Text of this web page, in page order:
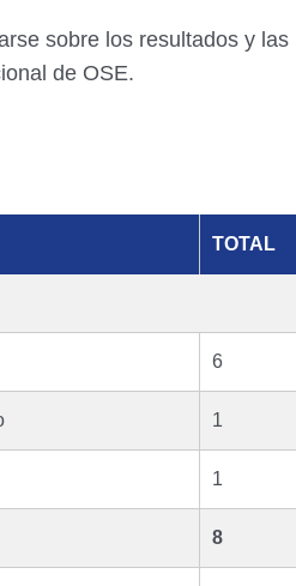
sobre los resultados y las
de OSE.
TOTAL
6
1
1
8